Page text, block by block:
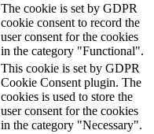
The cookie is set by GDPR
cookie consent to record the
user consent for the cookies
in the category "Functional".
This cookie is set by GDPR
Cookie Consent plugin. The
cookies is used to store the
user consent for the cookies
in the category "Necessary".